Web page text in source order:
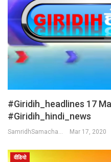
#Giridih_headlines 17
#giridih_hindi_news
SamridhSamachar Desk Mar 17, 2020
वीडियो